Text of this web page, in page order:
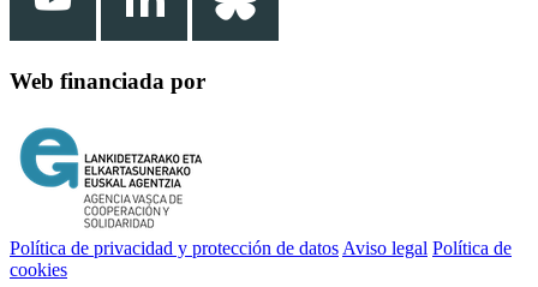
Web financiada por
Política de privacidad y protección de datos Aviso legal Política de
cookies